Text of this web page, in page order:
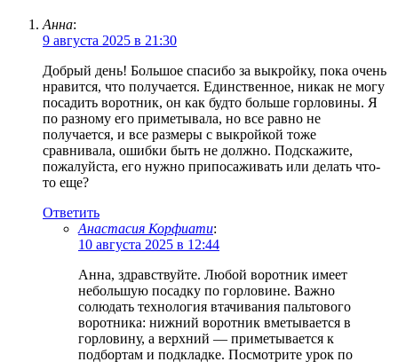
Анна:
9 августа 2025 в 21:30
Добрый день! Большое спасибо за выкройку, пока очень
нравится, что получается. Единственное, никак не могу
посадить воротник, он как будто больше горловины. Я
по разному его приметывала, но все равно не
получается, и все размеры с выкройкой тоже
сравнивала, ошибки быть не должно. Подскажите,
пожалуйста, его нужно припосаживать или делать что-
то еще?
Ответить
Анастасия Корфиати:
10 августа 2025 в 12:44
Анна, здравствуйте. Любой воротник имеет
небольшую посадку по горловине. Важно
солюдать технология втачивания пальтового
воротника: нижний воротник вметывается в
горловину, а верхний — приметывается к
подбортам и подкладке. Посмотрите урок по